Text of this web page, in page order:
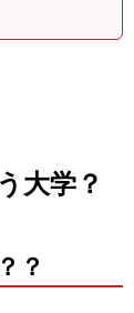
大学？
？